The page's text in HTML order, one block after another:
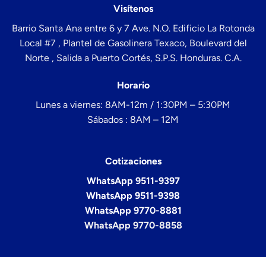
Visítenos
Barrio Santa Ana entre 6 y 7 Ave. N.O. Edificio La Rotonda
Local #7 , Plantel de Gasolinera Texaco, Boulevard del
Norte , Salida a Puerto Cortés, S.P.S. Honduras. C.A.
Horario
Lunes a viernes: 8AM-12m / 1:30PM – 5:30PM
Sábados : 8AM – 12M
Cotizaciones
WhatsApp 9511-9397
WhatsApp 9511-9398
WhatsApp 9770-8881
WhatsApp 9770-8858